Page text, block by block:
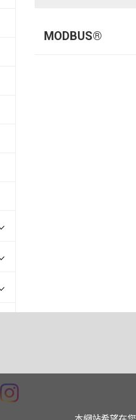
MODBUS®